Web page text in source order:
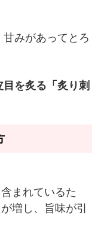
みがあってとろ
目を炙る「炙り刺
まれているた
増し、旨味が引